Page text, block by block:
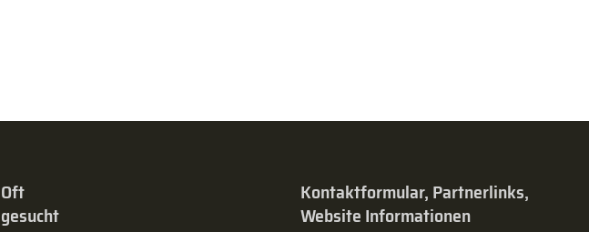
Oft
gesucht
Kontaktformular, Partnerlinks,
Website Informationen